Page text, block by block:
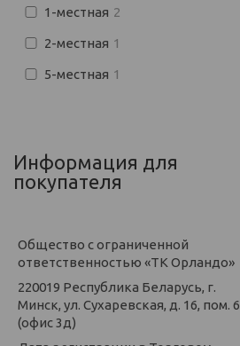
1-местная 2
2-местная 1
5-местная 1
Информация для
покупателя
Общество с ограниченной
ответственностью «ТК Орландо»
220019 Республика Беларусь, г.
Минск, ул. Сухаревская, д. 16, пом. 6
(офис 3д)